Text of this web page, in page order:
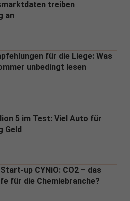
treiben
an
für die Liege: Was
unbedingt lesen
5 im Test: Viel Auto für
Geld
Start-up CYNiO: CO2 – das
für die Chemiebranche?